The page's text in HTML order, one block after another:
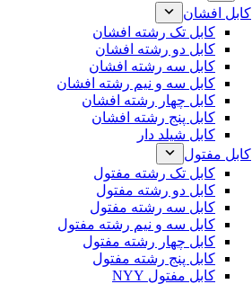
کابل افشان
کابل تک رشته افشان
کابل دو رشته افشان
کابل سه رشته افشان
کابل سه و نیم رشته افشان
کابل چهار رشته افشان
کابل پنج رشته افشان
کابل شیلد دار
کابل مفتول
کابل تک رشته مفتول
کابل دو رشته مفتول
کابل سه رشته مفتول
کابل سه و نیم رشته مفتول
کابل چهار رشته مفتول
کابل پنج رشته مفتول
کابل مفتول NYY